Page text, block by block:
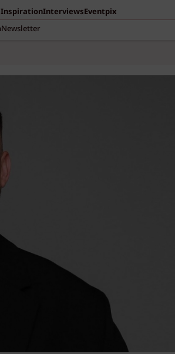
InspirationInterviewsEventpix
Newsletter